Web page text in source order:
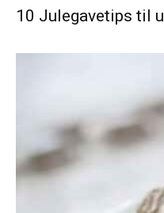
10 Julegavetips til